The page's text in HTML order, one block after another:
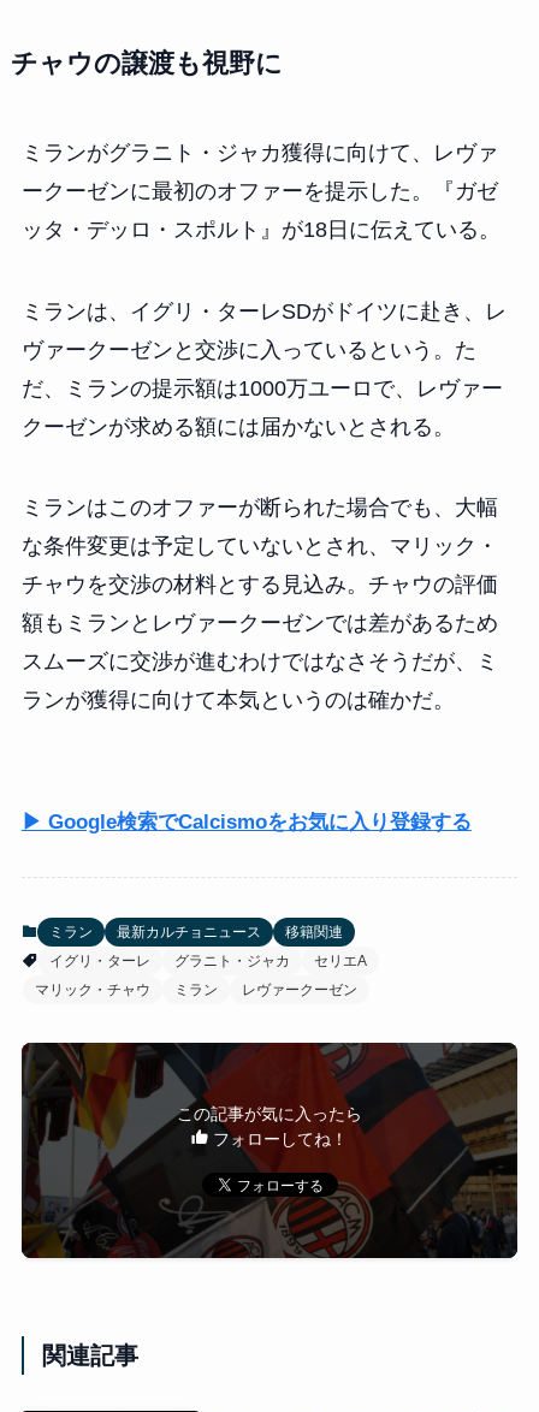
チャウの譲渡も視野に
ミランがグラニト・ジャカ獲得に向けて、レヴァ
ークーゼンに最初のオファーを提示した。『ガゼ
ッタ・デッロ・スポルト』が18日に伝えている。
ミランは、イグリ・ターレSDがドイツに赴き、レ
ヴァークーゼンと交渉に入っているという。た
だ、ミランの提示額は1000万ユーロで、レヴァー
クーゼンが求める額には届かないとされる。
ミランはこのオファーが断られた場合でも、大幅
な条件変更は予定していないとされ、マリック・
チャウを交渉の材料とする見込み。チャウの評価
額もミランとレヴァークーゼンでは差があるため
スムーズに交渉が進むわけではなさそうだが、ミ
ランが獲得に向けて本気というのは確かだ。
▶ Google検索でCalcismoをお気に入り登録する
ミラン 最新カルチョニュース
移籍関連
イグリ・ターレ
グラニト・ジャカ
セリエA
マリック・チャウ
ミラン レヴァークーゼン
この記事が気に入ったら
フォローしてね！
関連記事